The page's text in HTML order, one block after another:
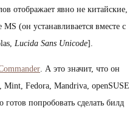
отображает явно не китайские,
(он устанавливается вместе с
Lucida Sans Unicode].
. А это значит, что он
Mint, Fedora, Mandriva, openSUSE
попробовать сделать билд